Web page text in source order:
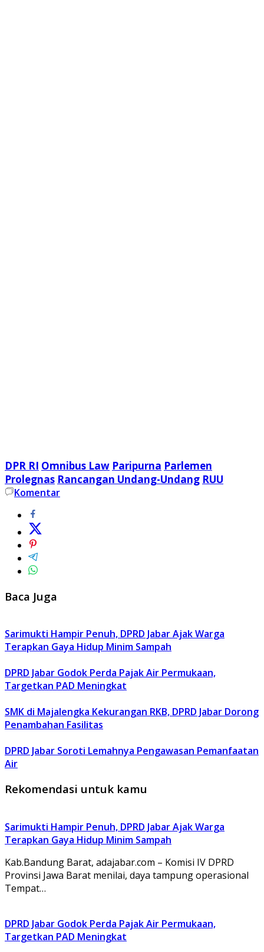
DPR RI Omnibus Law Paripurna Parlemen
Prolegnas Rancangan Undang-Undang RUU
Komentar
Baca Juga
Sarimukti Hampir Penuh, DPRD Jabar Ajak Warga
Terapkan Gaya Hidup Minim Sampah
DPRD Jabar Godok Perda Pajak Air Permukaan,
Targetkan PAD Meningkat
SMK di Majalengka Kekurangan RKB, DPRD Jabar Dorong
Penambahan Fasilitas
DPRD Jabar Soroti Lemahnya Pengawasan Pemanfaatan
Air
Rekomendasi untuk kamu
Sarimukti Hampir Penuh, DPRD Jabar Ajak Warga
Terapkan Gaya Hidup Minim Sampah
Kab.Bandung Barat, adajabar.com – Komisi IV DPRD
Provinsi Jawa Barat menilai, daya tampung operasional
Tempat…
DPRD Jabar Godok Perda Pajak Air Permukaan,
Targetkan PAD Meningkat